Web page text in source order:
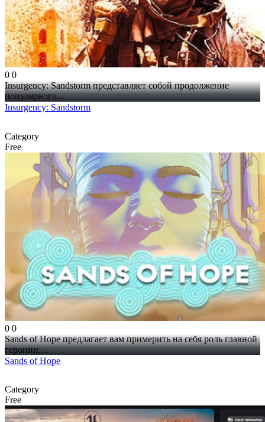
0 0
Insurgency: Sandstorm представляет собой продолжение
популярного...
Insurgency: Sandstorm
Category
Free
0 0
Sands of Hope предлагает вам примерить на себя роль главной
героини,...
Sands of Hope
Category
Free